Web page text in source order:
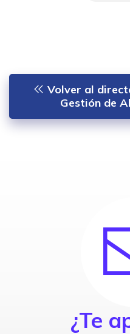
Volver al
Gestión de
¿Te